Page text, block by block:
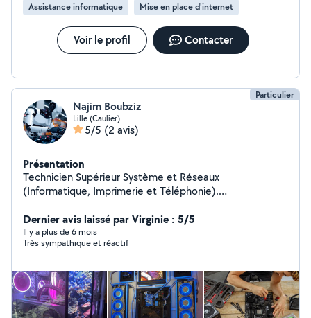
Assistance informatique Mise en place d'internet
Voir le profil Contacter
Particulier
Najim Boubziz
Lille (Caulier)
5/5 (2 avis)
Présentation
Technicien Supérieur Système et Réseaux
(Informatique, Imprimerie et Téléphonie).
Besoin d'aide pour installer un composant (ram, hdd,
ssd, cpu, gpu...), ou besoin d'installer windows ? des
pilotes pour la carte graphique, le clavier ou la souris ?.
ram mais pas deux ?... N'attendez plus, je suis votre
homme.
Dernier avis laissé par Virginie : 5/5
Il y a plus de 6 mois
Très sympathique et réactif